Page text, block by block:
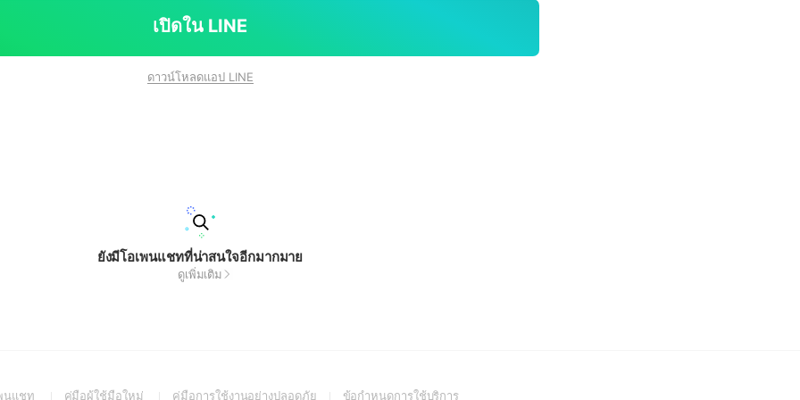
ม่ได้รับความยินยอมจะมีความผิดตาม พระราชบัญญัติคุ้
เปิดใน LINE
ดาวน์โหลดแอป LINE
ยังมีโอเพนแชทที่น่าสนใจอีกมากมาย
ดูเพิ่มเติม
นแชท (Openคู่มือผู้ใช้มือใหม่ (Openคู่มือการใช้งานอย่างปลอดภัย(Openข้อกำหนดการใช้บริการ(Open